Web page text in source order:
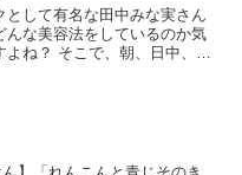
として有名な田中みな実さん
んな美容法をしているのか気
よね？ そこで、朝、日中、夜